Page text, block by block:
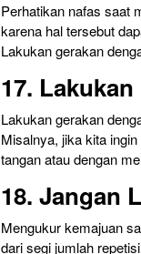
Perhatikan nafas saat
karena hal tersebut
Lakukan gerakan
17.
Lakukan gerakan
Misalnya, jika kita
tangan atau dengan
18. Jangan
Mengukur kemajuan
dari segi jumlah